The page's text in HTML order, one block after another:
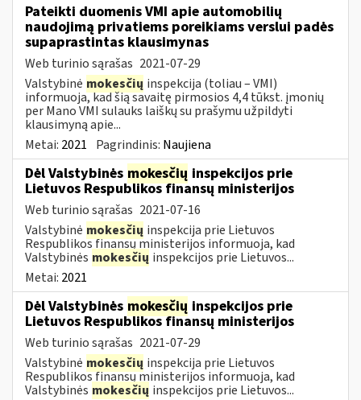
Pateikti duomenis VMI apie automobilių
naudojimą privatiems poreikiams verslui padės
supaprastintas klausimynas
Web turinio sąrašas 2021-07-29
Valstybinė mokesčių inspekcija (toliau – VMI)
informuoja, kad šią savaitę pirmosios 4,4 tūkst. įmonių
per Mano VMI sulauks laiškų su prašymu užpildyti
klausimyną apie...
Metai: 2021 Pagrindinis: Naujiena
Dėl Valstybinės mokesčių inspekcijos prie
Lietuvos Respublikos finansų ministerijos
Web turinio sąrašas 2021-07-16
Valstybinė mokesčių inspekcija prie Lietuvos
Respublikos finansų ministerijos informuoja, kad
Valstybinės mokesčių inspekcijos prie Lietuvos...
Metai: 2021
Dėl Valstybinės mokesčių inspekcijos prie
Lietuvos Respublikos finansų ministerijos
Web turinio sąrašas 2021-07-29
Valstybinė mokesčių inspekcija prie Lietuvos
Respublikos finansų ministerijos informuoja, kad
Valstybinės mokesčių inspekcijos prie Lietuvos...